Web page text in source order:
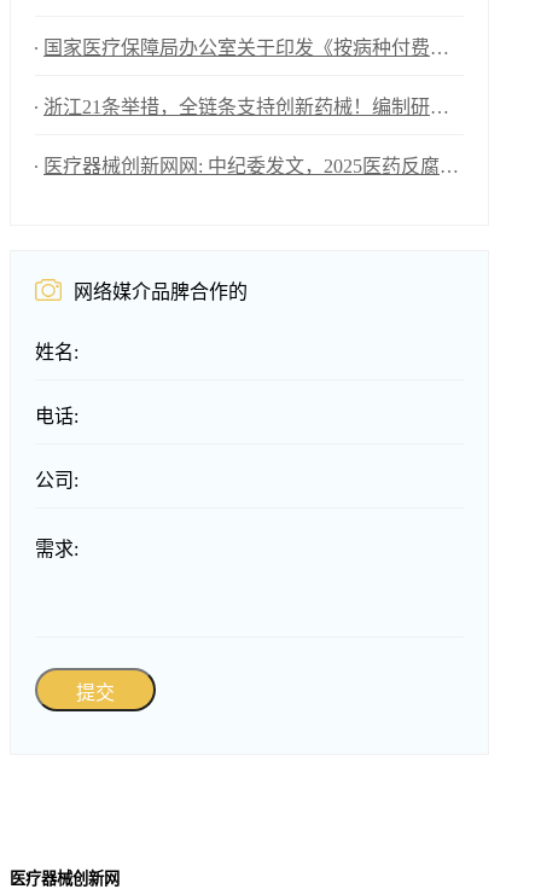
国家医疗保障局办公室关于印发《按病种付费医疗保障经办管理规程（2025版）》的通知
浙江21条举措，全链条支持创新药械！编制研发、应用清单，清单发布1个月内，医院“应配尽配”
医疗器械创新网网: 中纪委发文，2025医药反腐升级
网络媒介品脾合作的
姓名:
电话:
公司:
需求:
提交
医疗器械创新网